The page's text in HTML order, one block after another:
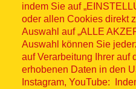
indem Sie auf
oder allen Cookies direkt
Auswahl auf „ALLE
Auswahl können Sie
auf Verarbeitung Ihrer auf
erhobenen Daten in den
Instagram, YouTube:
© ASB 2026
Fußzeilenmenü
Impressum